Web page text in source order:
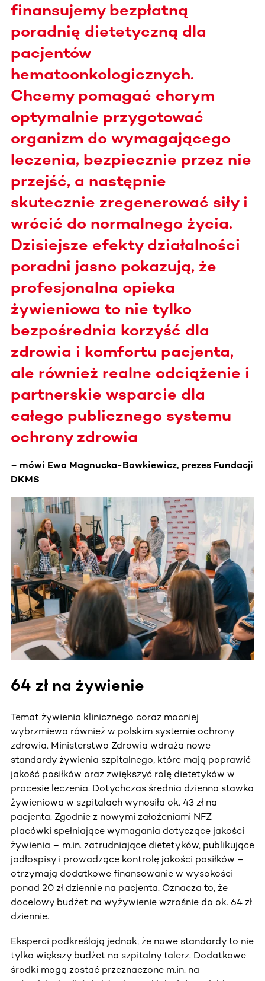
finansujemy bezpłatną
poradnię dietetyczną dla
pacjentów
hematoonkologicznych.
Chcemy pomagać chorym
optymalnie przygotować
organizm do wymagającego
leczenia, bezpiecznie przez nie
przejść, a następnie
skutecznie zregenerować siły i
wrócić do normalnego życia.
Dzisiejsze efekty działalności
poradni jasno pokazują, że
profesjonalna opieka
żywieniowa to nie tylko
bezpośrednia korzyść dla
zdrowia i komfortu pacjenta,
ale również realne odciążenie i
partnerskie wsparcie dla
całego publicznego systemu
ochrony zdrowia
– mówi Ewa Magnucka-Bowkiewicz, prezes Fundacji
DKMS
64 zł na żywienie
Temat żywienia klinicznego coraz mocniej
wybrzmiewa również w polskim systemie ochrony
zdrowia. Ministerstwo Zdrowia wdraża nowe
standardy żywienia szpitalnego, które mają poprawić
jakość posiłków oraz zwiększyć rolę dietetyków w
procesie leczenia. Dotychczas średnia dzienna stawka
żywieniowa w szpitalach wynosiła ok. 43 zł na
pacjenta. Zgodnie z nowymi założeniami NFZ
placówki spełniające wymagania dotyczące jakości
żywienia – m.in. zatrudniające dietetyków, publikujące
jadłospisy i prowadzące kontrolę jakości posiłków –
otrzymają dodatkowe finansowanie w wysokości
ponad 20 zł dziennie na pacjenta. Oznacza to, że
docelowy budżet na wyżywienie wzrośnie do ok. 64 zł
dziennie.
Eksperci podkreślają jednak, że nowe standardy to nie
tylko większy budżet na szpitalny talerz. Dodatkowe
środki mogą zostać przeznaczone m.in. na